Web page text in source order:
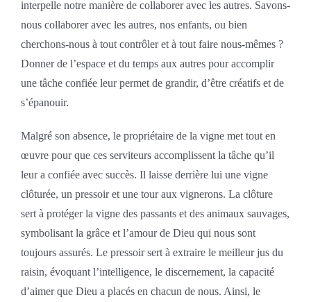
interpelle notre manière de collaborer avec les autres. Savons-
nous collaborer avec les autres, nos enfants, ou bien
cherchons-nous à tout contrôler et à tout faire nous-mêmes ?
Donner de l’espace et du temps aux autres pour accomplir
une tâche confiée leur permet de grandir, d’être créatifs et de
s’épanouir.
Malgré son absence, le propriétaire de la vigne met tout en
œuvre pour que ces serviteurs accomplissent la tâche qu’il
leur a confiée avec succès. Il laisse derrière lui une vigne
clôturée, un pressoir et une tour aux vignerons. La clôture
sert à protéger la vigne des passants et des animaux sauvages,
symbolisant la grâce et l’amour de Dieu qui nous sont
toujours assurés. Le pressoir sert à extraire le meilleur jus du
raisin, évoquant l’intelligence, le discernement, la capacité
d’aimer que Dieu a placés en chacun de nous. Ainsi, le